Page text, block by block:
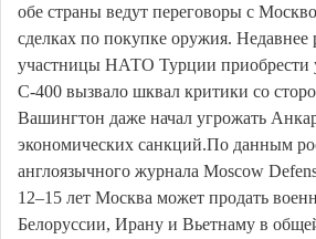
обе страны ведут переговоры с
сделках по покупке оружия.
участницы НАТО Турции приобрести
С-400 вызвало шквал критики со
Вашингтон даже начал угрожать
экономических санкций.По данным
англоязычного журнала Moscow
12–15 лет Москва может продать
Белоруссии, Ирану и Вьетнаму в